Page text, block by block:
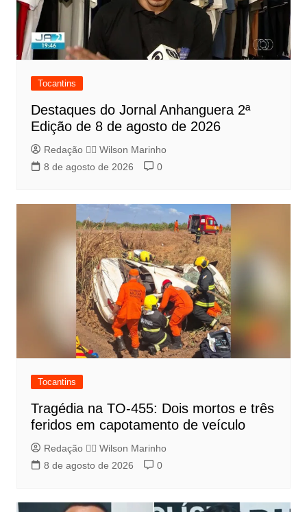
Tocantins
Destaques do Jornal Anhanguera 2ª
Edição de 8 de agosto de 2026
Redação 👨‍⚖️​ Wilson Marinho
8 de agosto de 2026
0
Tocantins
Tragédia na TO-455: Dois mortos e três
feridos em capotamento de veículo
Redação 👨‍⚖️​ Wilson Marinho
8 de agosto de 2026
0